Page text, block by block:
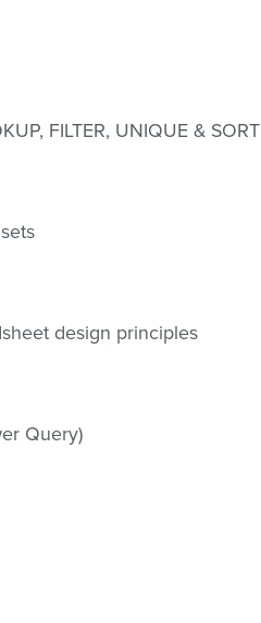
FILTER, UNIQUE & SORT
design principles
Query)